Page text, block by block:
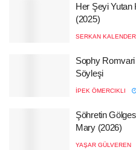
Her Şeyi
(2025)
SERKAN KALENDER
Sophy
Söyleşi
İPEK ÖMERCIKLI
Şöhretin
Mary (2026)
YAŞAR GÜLVEREN